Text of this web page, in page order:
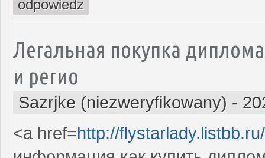
odpowiedz
Легальная покупка
и регио
Sazrjke (niezweryfikowany) -
<a href=http://